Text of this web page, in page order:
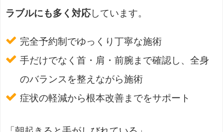
ラブルにも多く対応しています。
完全予約制でゆっくり丁寧な施術
手だけでなく首・肩・前腕まで確認し、全身
のバランスを整えながら施術
症状の軽減から根本改善までをサポート